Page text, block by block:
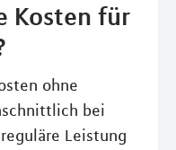
Kosten für
ohne
bei
Leistung